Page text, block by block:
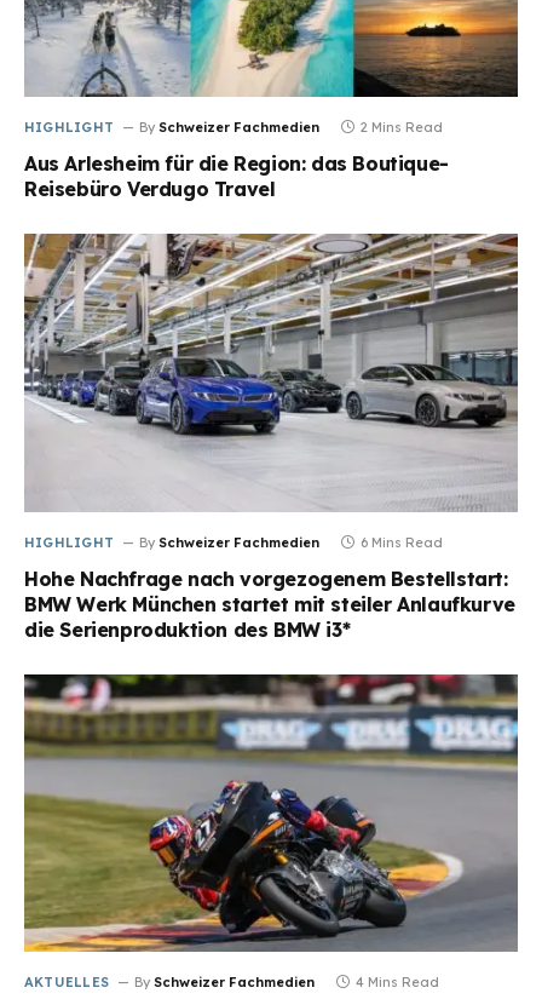
HIGHLIGHT By Schweizer Fachmedien 2 Mins Read
Aus Arlesheim für die Region: das Boutique-
Reisebüro Verdugo Travel
HIGHLIGHT By Schweizer Fachmedien 6 Mins Read
Hohe Nachfrage nach vorgezogenem Bestellstart:
BMW Werk München startet mit steiler Anlaufkurve
die Serienproduktion des BMW i3*
AKTUELLES By Schweizer Fachmedien 4 Mins Read